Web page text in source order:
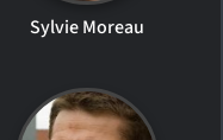
Sylvie Moreau